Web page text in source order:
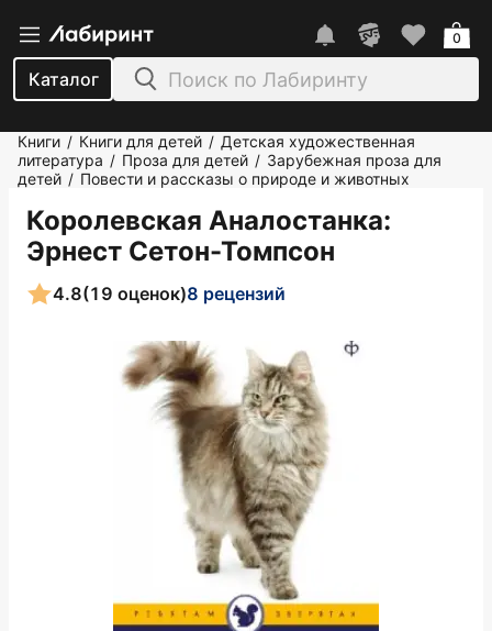
Каталог
0
Книги / Книги для детей / Детская художественная
литература / Проза для детей / Зарубежная проза для
детей / Повести и рассказы о природе и животных
Королевская Аналостанка:
Эрнест Сетон-Томпсон
4.8(19 оценок)8 рецензий